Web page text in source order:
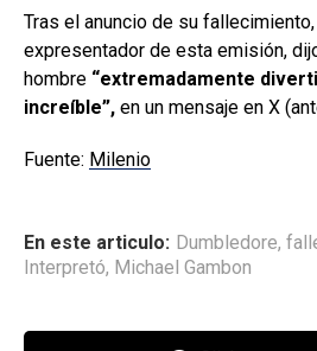
Tras el anuncio de su fallecimiento,
expresentador de esta emisión,
hombre “extremadamente
increíble”, en un mensaje en X
Fuente: Milenio
En este articulo: Dumbledore,
Interpretó, Michael Gambon